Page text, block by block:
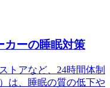
カーの睡眠対策
トアなど、24時間体制
は、睡眠の質の低下や